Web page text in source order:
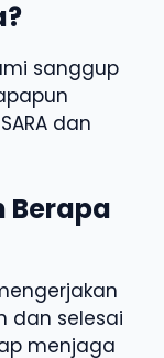
sanggup
dan
Berapa
dan selesai
menjaga